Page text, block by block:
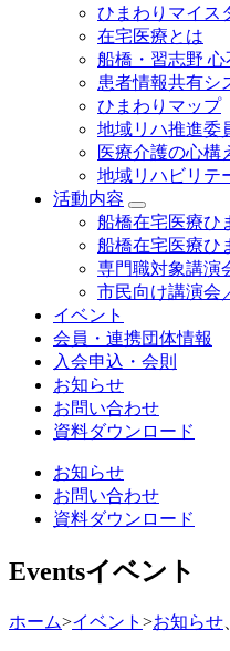
ひまわりマイス
在宅医療とは
船橋・習志野
患者情報共有シ
ひまわりマップ
地域リハ推進委
医療介護の心構
地域リハビリテ
活動内容
船橋在宅医療ひ
船橋在宅医療ひ
専門職対象講演
市民向け講演会
イベント
会員・連携団体情報
入会申込・会則
お知らせ
お問い合わせ
資料ダウンロード
お知らせ
お問い合わせ
資料ダウンロード
Eventsイベント
ホーム>イベント >お知らせ